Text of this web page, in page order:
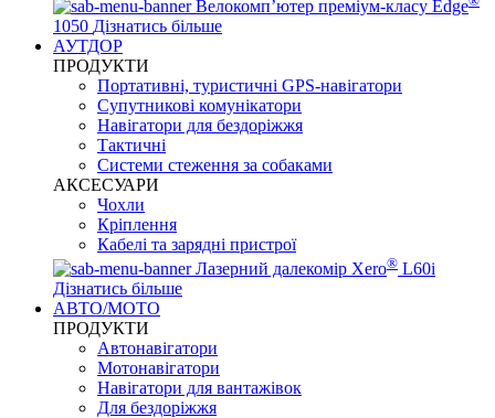
Велокомп’ютер преміум-класу Edge
1050 Дізнатись більше
АУТДОР
ПРОДУКТИ
Портативні, туристичні GPS-навігатори
Супутникові комунікатори
Навігатори для бездоріжжя
Тактичні
Системи стеження за собаками
АКСЕСУАРИ
Чохли
Кріплення
Кабелі та зарядні пристрої
Лазерний далекомір Xero® L60i
Дізнатись більше
АВТО/МОТО
ПРОДУКТИ
Автонавігатори
Мотонавігатори
Навігатори для вантажівок
Для бездоріжжя